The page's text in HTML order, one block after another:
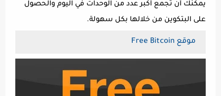
يمكنك أن تجمع أكبر عدد من الوحدات في اليوم والحصول
على البتكوين من خلالها بكل سهولة.
موقع Free Bitcoin